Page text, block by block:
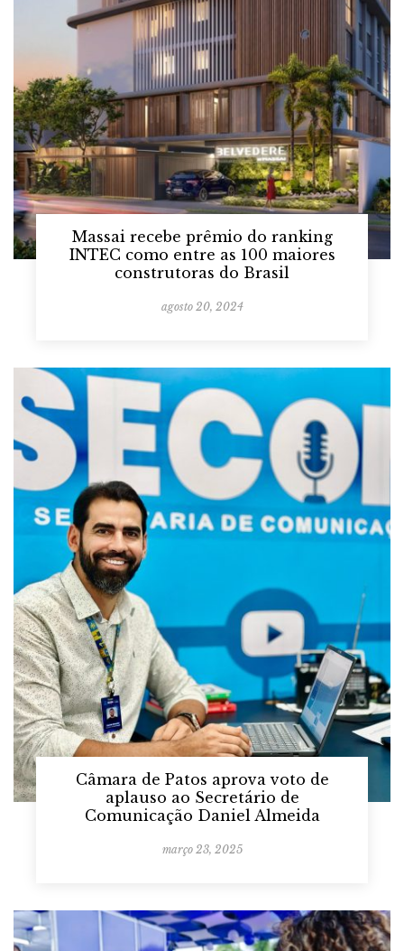
Massai recebe prêmio do ranking
INTEC como entre as 100 maiores
construtoras do Brasil
agosto 20, 2024
Câmara de Patos aprova voto de
aplauso ao Secretário de
Comunicação Daniel Almeida
março 23, 2025